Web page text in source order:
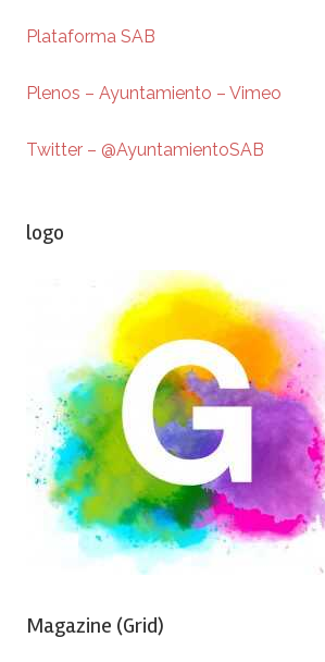
Plataforma SAB
Plenos – Ayuntamiento – Vimeo
Twitter – @AyuntamientoSAB
logo
Magazine (Grid)